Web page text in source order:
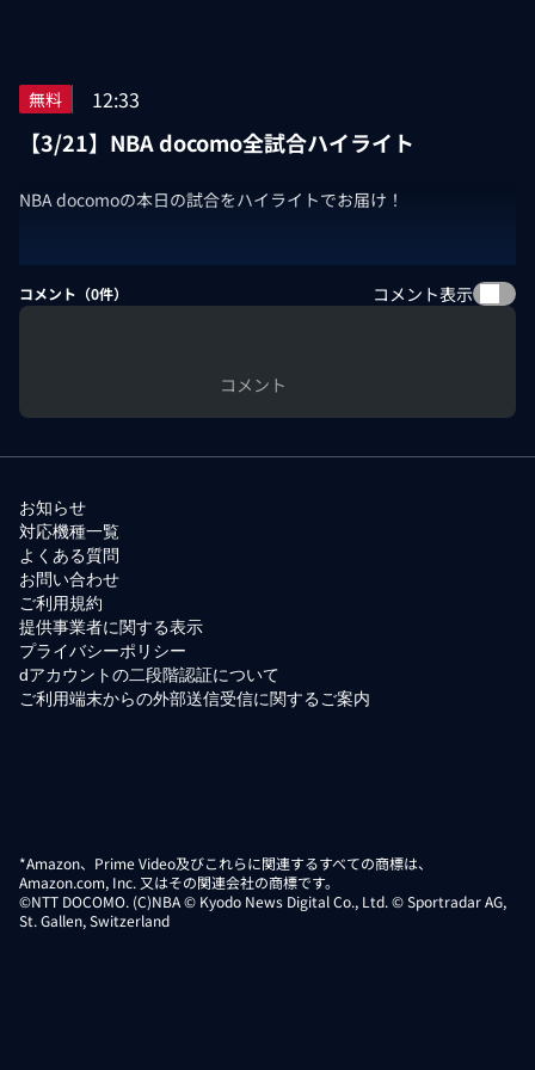
無料 12:33
【3/21】NBA docomo全試合ハイライト
NBA docomoの本日の試合をハイライトでお届け！
コメント（0件） コメント表示
コメント
お知らせ
対応機種一覧
よくある質問
お問い合わせ
ご利用規約
提供事業者に関する表示
プライバシーポリシー
dアカウントの二段階認証について
ご利用端末からの外部送信受信に関するご案内
*Amazon、Prime Video及びこれらに関連するすべての商標は、
Amazon.com, Inc. 又はその関連会社の商標です。
©NTT DOCOMO. (C)NBA © Kyodo News Digital Co., Ltd. © Sportradar AG,
St. Gallen, Switzerland